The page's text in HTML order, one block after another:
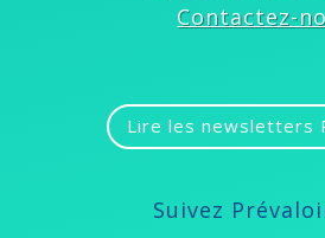
Contactez-
Lire les newsletters
Suivez